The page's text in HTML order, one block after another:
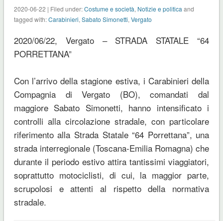
2020-06-22 | Filed under:Costume e società, Notizie e politica and
tagged with:Carabinieri, Sabato Simonetti, Vergato
2020/06/22, Vergato – STRADA STATALE “64
PORRETTANA”
Con l’arrivo della stagione estiva, i Carabinieri della
Compagnia di Vergato (BO), comandati dal
maggiore Sabato Simonetti, hanno intensificato i
controlli alla circolazione stradale, con particolare
riferimento alla Strada Statale “64 Porrettana”, una
strada interregionale (Toscana-Emilia Romagna) che
durante il periodo estivo attira tantissimi viaggiatori,
soprattutto motociclisti, di cui, la maggior parte,
scrupolosi e attenti al rispetto della normativa
stradale.